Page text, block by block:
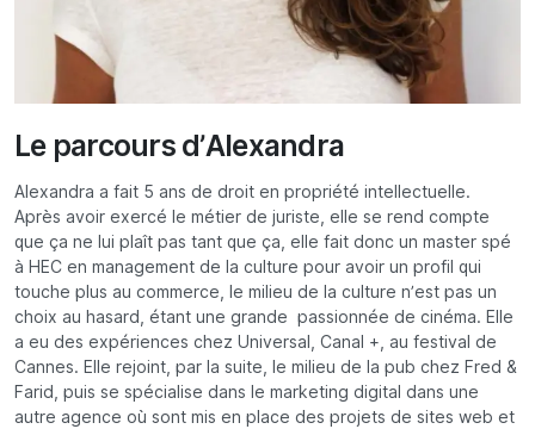
Le parcours d’Alexandra
Alexandra a fait 5 ans de droit en propriété intellectuelle.
Après avoir exercé le métier de juriste, elle se rend compte
que ça ne lui plaît pas tant que ça, elle fait donc un master spé
à HEC en management de la culture pour avoir un profil qui
touche plus au commerce, le milieu de la culture n’est pas un
choix au hasard, étant une grande passionnée de cinéma. Elle
a eu des expériences chez Universal, Canal +, au festival de
Cannes. Elle rejoint, par la suite, le milieu de la pub chez Fred &
Farid, puis se spécialise dans le marketing digital dans une
autre agence où sont mis en place des projets de sites web et